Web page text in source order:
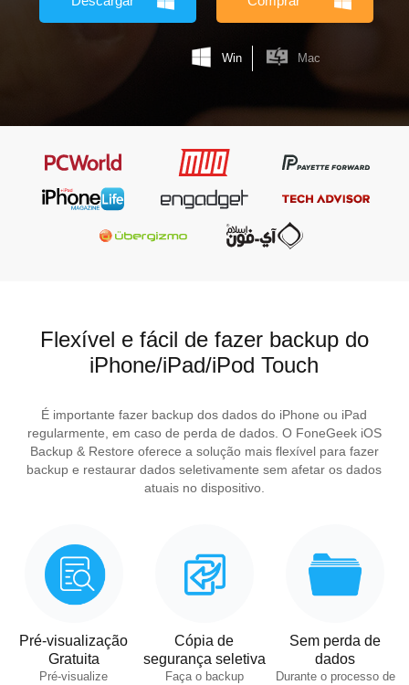
Win Mac
Flexível e fácil de fazer backup do
iPhone/iPad/iPod Touch
É importante fazer backup dos dados do iPhone ou iPad
regularmente, em caso de perda de dados. O FoneGeek iOS
Backup & Restore oferece a solução mais flexível para fazer
backup e restaurar dados seletivamente sem afetar os dados
atuais no dispositivo.
Pré-visualização
Gratuita
Pré-visualize
Cópia de
segurança seletiva
Faça o backup
Sem perda de
dados
Durante o processo de